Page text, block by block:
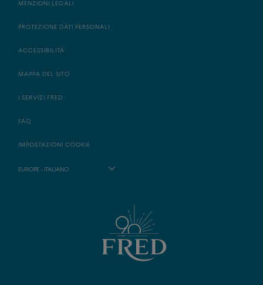
MENZIONI LEGALI
PROTEZIONE DATI PERSONALI
ACCESSIBILITÀ
MAPPA DEL SITO
I SERVIZI FRED
FAQ
IMPOSTAZIONI COOKIE
EUROPE - ITALIANO